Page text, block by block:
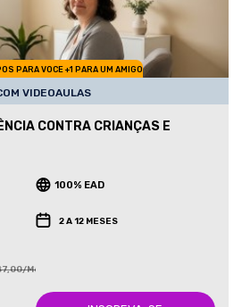
PARA VOCE +1 PARA UM AMIGO
VIDEOAULAS
CONTRA CRIANÇAS E
100% EAD
2 A 12 MESES
Mês